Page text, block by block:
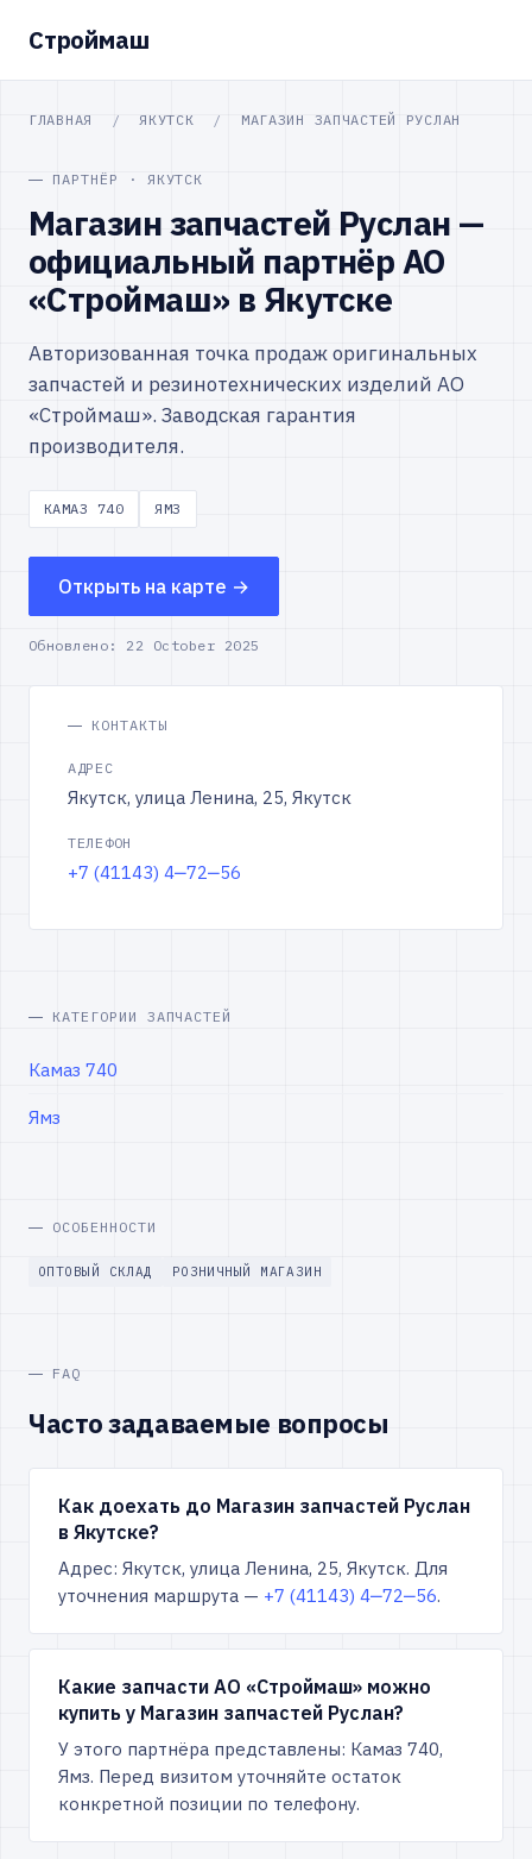
Строймаш
ГЛАВНАЯ / ЯКУТСК / МАГАЗИН ЗАПЧАСТЕЙ РУСЛАН
ПАРТНЁР · ЯКУТСК
Магазин запчастей Руслан —
официальный партнёр АО
«Строймаш» в Якутске
Авторизованная точка продаж оригинальных
запчастей и резинотехнических изделий АО
«Строймаш». Заводская гарантия
производителя.
КАМАЗ 740 ЯМЗ
Открыть на карте →
Обновлено: 22 October 2025
КОНТАКТЫ
АДРЕС
Якутск, улица Ленина, 25, Якутск
ТЕЛЕФОН
+7 (41143) 4‒72‒56
КАТЕГОРИИ ЗАПЧАСТЕЙ
Камаз 740
Ямз
ОСОБЕННОСТИ
ОПТОВЫЙ СКЛАД РОЗНИЧНЫЙ МАГАЗИН
FAQ
Часто задаваемые вопросы
Как доехать до Магазин запчастей Руслан
в Якутске?
Адрес: Якутск, улица Ленина, 25, Якутск. Для
уточнения маршрута — +7 (41143) 4‒72‒56.
Какие запчасти АО «Строймаш» можно
купить у Магазин запчастей Руслан?
У этого партнёра представлены: Камаз 740,
Ямз. Перед визитом уточняйте остаток
конкретной позиции по телефону.